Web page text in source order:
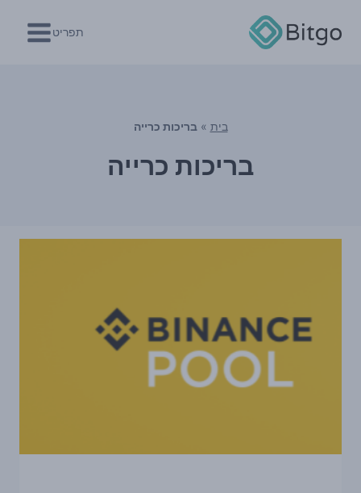
תפריט
בית »בריכות כרייה
בריכות כרייה